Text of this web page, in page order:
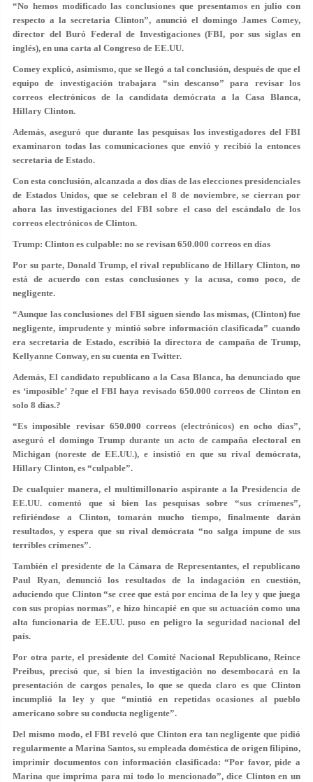
“No hemos modificado las conclusiones que presentamos en julio con
respecto a la secretaria Clinton”, anunció el domingo James Comey,
director del Buró Federal de Investigaciones (FBI, por sus siglas en
inglés), en una carta al Congreso de EE.UU.
Comey explicó, asimismo, que se llegó a tal conclusión, después de que el
equipo de investigación trabajara “sin descanso” para revisar los
correos electrónicos de la candidata demócrata a la Casa Blanca,
Hillary Clinton.
Además, aseguró que durante las pesquisas los investigadores del FBI
examinaron todas las comunicaciones que envió y recibió la entonces
secretaria de Estado.
Con esta conclusión, alcanzada a dos días de las elecciones presidenciales
de Estados Unidos, que se celebran el 8 de noviembre, se cierran por
ahora las investigaciones del FBI sobre el caso del escándalo de los
correos electrónicos de Clinton.
Trump: Clinton es culpable: no se revisan 650.000 correos en días
Por su parte, Donald Trump, el rival republicano de Hillary Clinton, no
está de acuerdo con estas conclusiones y la acusa, como poco, de
negligente.
“Aunque las conclusiones del FBI siguen siendo las mismas, (Clinton) fue
negligente, imprudente y mintió sobre información clasificada” cuando
era secretaria de Estado, escribió la directora de campaña de Trump,
Kellyanne Conway, en su cuenta en Twitter.
Además, El candidato republicano a la Casa Blanca, ha denunciado que
es ‘imposible’ ?que el FBI haya revisado 650.000 correos de Clinton en
solo 8 días.?
“Es imposible revisar 650.000 correos (electrónicos) en ocho días”,
aseguró el domingo Trump durante un acto de campaña electoral en
Michigan (noreste de EE.UU.), e insistió en que su rival demócrata,
Hillary Clinton, es “culpable”.
De cualquier manera, el multimillonario aspirante a la Presidencia de
EE.UU. comentó que si bien las pesquisas sobre “sus crímenes”,
refiriéndose a Clinton, tomarán mucho tiempo, finalmente darán
resultados, y espera que su rival demócrata “no salga impune de sus
terribles crímenes”.
También el presidente de la Cámara de Representantes, el republicano
Paul Ryan, denunció los resultados de la indagación en cuestión,
aduciendo que Clinton “se cree que está por encima de la ley y que juega
con sus propias normas”, e hizo hincapié en que su actuación como una
alta funcionaria de EE.UU. puso en peligro la seguridad nacional del
país.
Por otra parte, el presidente del Comité Nacional Republicano, Reince
Preibus, precisó que, si bien la investigación no desembocará en la
presentación de cargos penales, lo que se queda claro es que Clinton
incumplió la ley y que “mintió en repetidas ocasiones al pueblo
americano sobre su conducta negligente”.
Del mismo modo, el FBI reveló que Clinton era tan negligente que pidió
regularmente a Marina Santos, su empleada doméstica de origen filipino,
imprimir documentos con información clasificada: “Por favor, pide a
Marina que imprima para mí todo lo mencionado”, dice Clinton en un